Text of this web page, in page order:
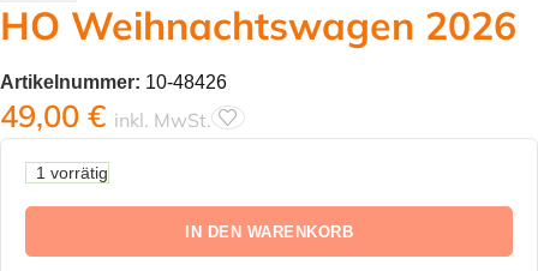
HO Weihnachtswagen 2026
Artikelnummer: 10-48426
49,00 € inkl. MwSt.
1 vorrätig
IN DEN WARENKORB